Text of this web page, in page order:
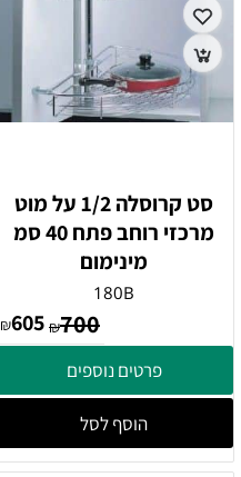
סט קרוסלה 1/2 על מוט
מרכזי רוחב פתח 40 סמ
מינימום
180B
₪700
₪605
פרטים נוספים
הוסף לסל